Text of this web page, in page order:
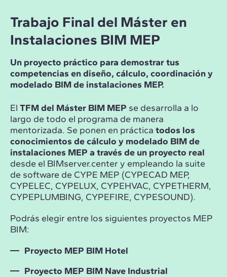
Trabajo Final del Máster en
Instalaciones BIM MEP
Un proyecto práctico para demostrar tus
competencias en diseño, cálculo, coordinación y
modelado BIM de instalaciones MEP.
El TFM del Máster BIM MEP se desarrolla a lo
largo de todo el programa de manera
mentorizada. Se ponen en práctica todos los
conocimientos de cálculo y modelado BIM de
instalaciones MEP a través de un proyecto real
desde el BIMserver.center y empleando la suite
de software de CYPE MEP (CYPECAD MEP,
CYPELEC, CYPELUX, CYPEHVAC, CYPETHERM,
CYPEPLUMBING, CYPEFIRE, CYPESOUND).
Podrás elegir entre los siguientes proyectos MEP
BIM:
Proyecto MEP BIM Hotel
Proyecto MEP BIM Nave Industrial